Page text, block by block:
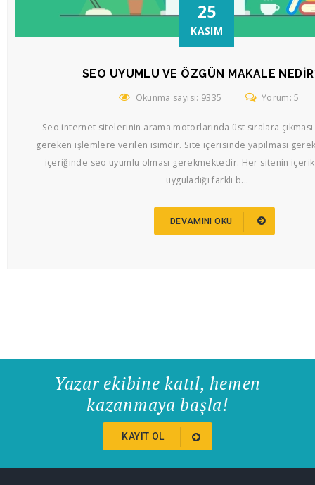
25
KASIM
SEO UYUMLU VE ÖZGÜN MAKALE
Okunma sayısı: 9335 Yorum: 5
Seo internet sitelerinin arama motorlarında üst sıralara çıkması
gereken işlemlere verilen isimdir. Site içerisinde yapılması
içeriğinde seo uyumlu olması gerekmektedir. Her sitenin içerik
uyguladığı farklı b...
DEVAMINI OKU
Yazar ekibine katıl, hemen
kazanmaya başla!
KAYIT OL